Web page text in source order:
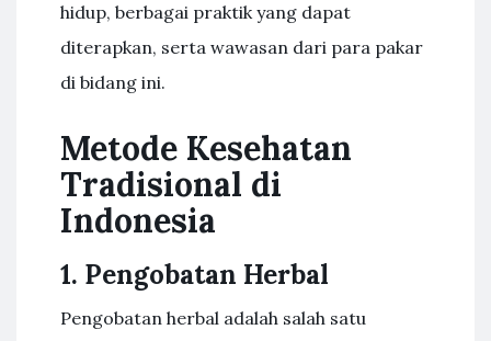
hidup, berbagai praktik yang dapat
diterapkan, serta wawasan dari para pakar
di bidang ini.
Metode Kesehatan
Tradisional di
Indonesia
1. Pengobatan Herbal
Pengobatan herbal adalah salah satu